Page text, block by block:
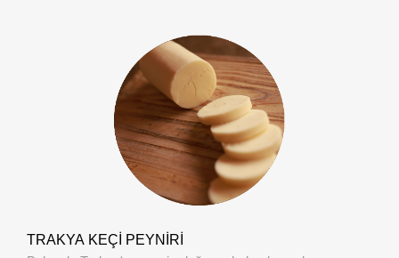
TRAKYA KEÇI PEYNIRI